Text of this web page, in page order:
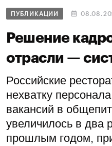
ПУБЛИКАЦИИ
Решение
отрасли —
Российские
нехватку
вакансий в
увеличилось в два
прошлым годом,